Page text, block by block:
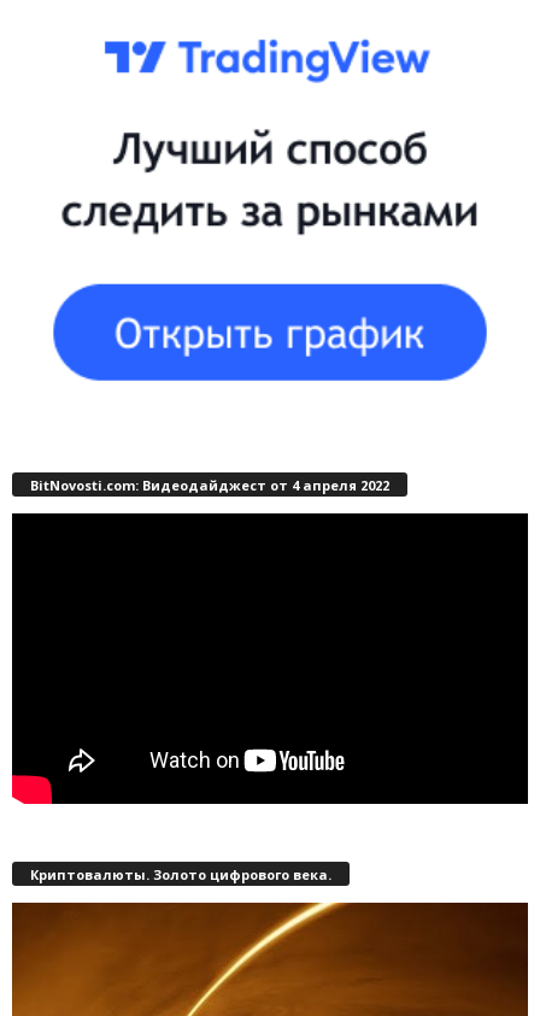
BitNovosti.com: Видеодайджест от 4 апреля 2022
Криптовалюты. Золото цифрового века.